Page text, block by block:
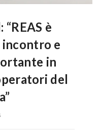
è
e
in
del